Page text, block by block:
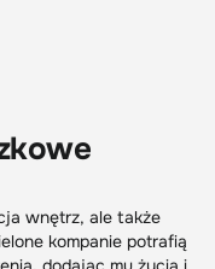
wnętrz, ale także
kompanie potrafią